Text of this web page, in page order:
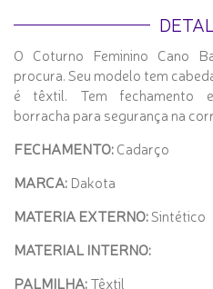
O Coturno Feminino Cano
procura. Seu modelo tem
é têxtil. Tem fechamento
borracha para segurança na
FECHAMENTO:Cadarço
MARCA: Dakota
MATERIA EXTERNO:Sintético
MATERIAL INTERNO:
PALMILHA:Têxtil